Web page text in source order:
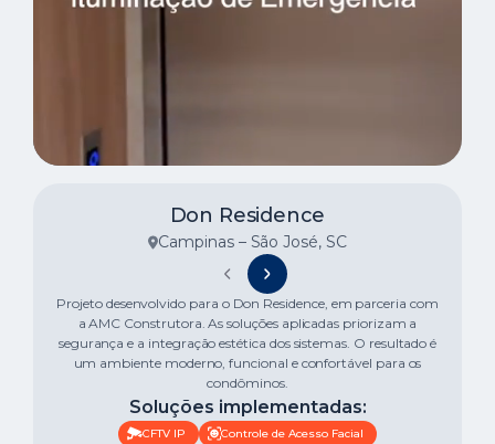
Don Residence
Campinas – São José, SC
Projeto desenvolvido para o Don Residence, em parceria com
a AMC Construtora. As soluções aplicadas priorizam a
segurança e a integração estética dos sistemas. O resultado é
um ambiente moderno, funcional e confortável para os
condôminos.
Soluções implementadas:
CFTV IP
Controle de Acesso Facial